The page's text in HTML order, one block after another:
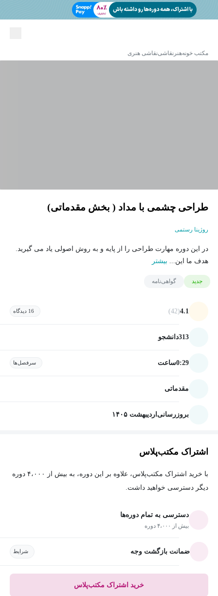
مکتب خونههنر نقاشینقاشی هنری
طراحی چشمی با مداد ( بخش مقدماتی)
روژینا رستمی
در این دوره مهارت طراحی را از پایه و به روش اصولی یاد می گیرید.
هدف ما این... بیشتر
جدید گواهی‌نامه
4.1
(42) 16 دیدگاه
313دانشجو
0:29ساعت سرفصل‌ها
مقدماتی
بروزرسانی اردیبهشت ۱۴۰۵
اشتراک مکتب‌پلاس
با خرید اشتراک مکتب‌پلاس، علاوه بر این دوره، به بیش از ۴،۰۰۰ دوره
دیگر دسترسی خواهید داشت.
دسترسی به تمام دوره‌ها
بیش از ۴،۰۰۰ دوره
ضمانت بازگشت وجه شرایط
خرید اشتراک مکتب‌پلاس